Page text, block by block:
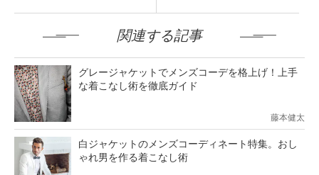
関連する記事
グレージャケットでメンズコーデを格上げ！上手
な着こなし術を徹底ガイド
藤本健太
白ジャケットのメンズコーディネート特集。おし
ゃれ男を作る着こなし術